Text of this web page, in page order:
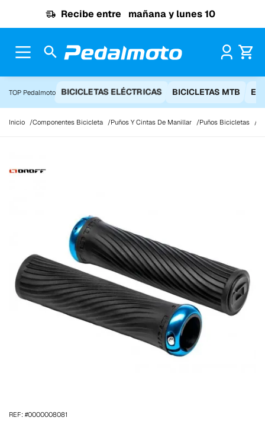
Recibe entre mañana y lunes 10
TOP Pedalmoto BICICLETAS ELÉCTRICAS BICICLETAS MTB
Inicio Componentes Bicicleta Puños Y Cintas De Manillar Puños Bicicletas
REF: #0000008081